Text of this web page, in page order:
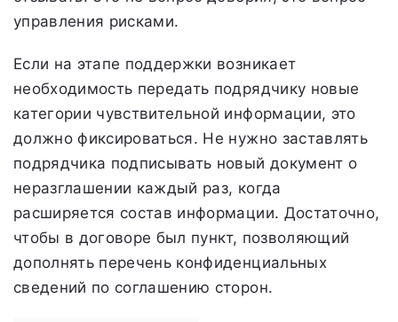
управления рисками.
Если на этапе поддержки возникает
необходимость передать подрядчику новые
категории чувствительной информации, это
должно фиксироваться. Не нужно заставлять
подрядчика подписывать новый документ о
неразглашении каждый раз, когда
расширяется состав информации. Достаточно,
чтобы в договоре был пункт, позволяющий
дополнять перечень конфиденциальных
сведений по соглашению сторон.